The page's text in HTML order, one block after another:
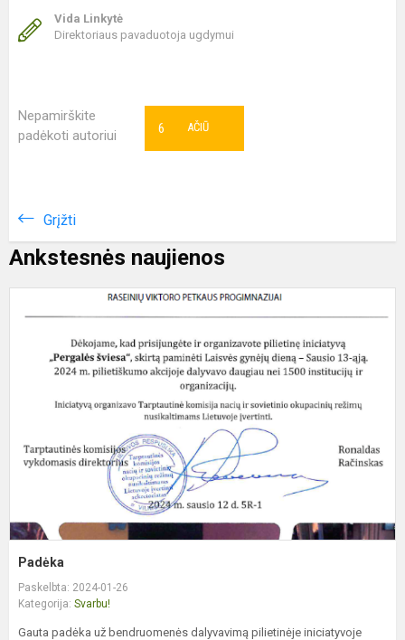
Vida Linkytė
Direktoriaus pavaduotoja ugdymui
Nepamirškite
padėkoti autoriui
AČIŪ
6
Grįžti
Ankstesnės naujienos
Padėka
Paskelbta: 2024-01-26
Kategorija: Svarbu!
Gauta padėka už bendruomenės dalyvavimą pilietinėje iniciatyvoje